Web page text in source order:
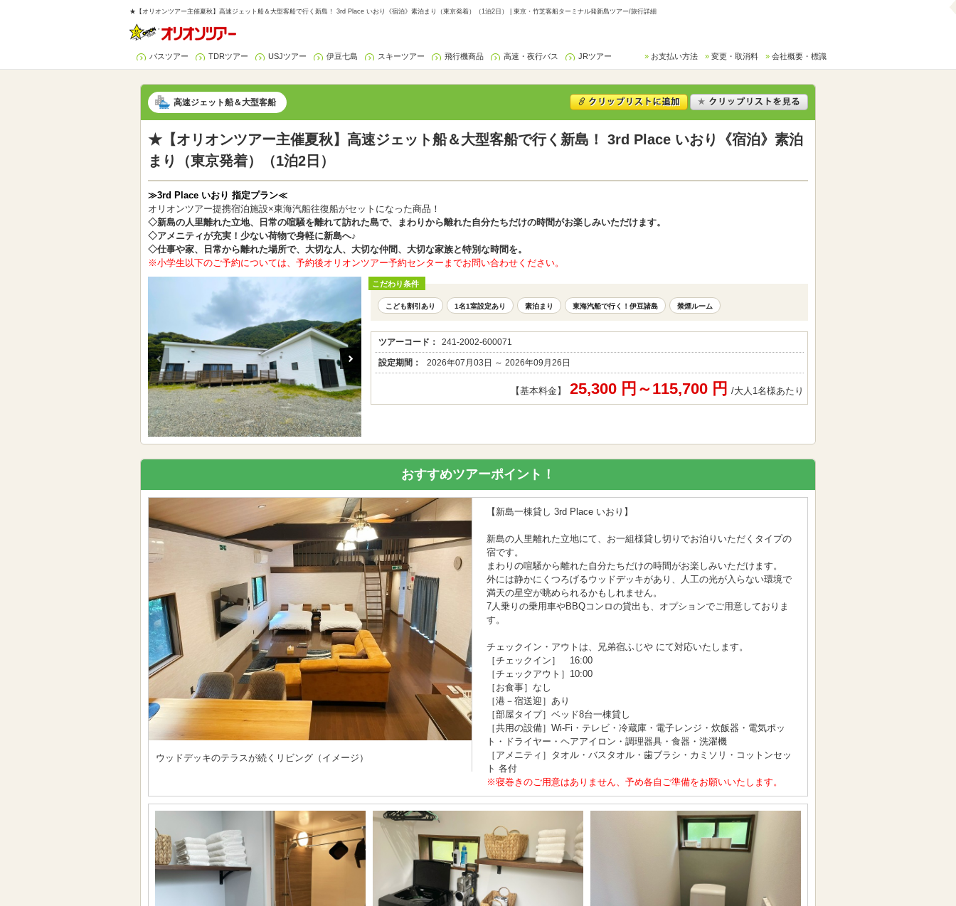
★【オリオンツアー主催夏秋】高速ジェット船＆大型客船で行く新島！ 3rd Place いおり《宿泊》素泊まり（東京発着）（1泊2日） | 東京・竹芝客船ターミナル発新島ツアー/旅行詳細
バスツアー TDRツアー USJツアー 伊豆七島 スキーツアー 飛行機商品 高速・夜行バス JRツアー お支払い方法 変更・取消料 会社概要・標識
高速ジェット船＆大型客船
★【オリオンツアー主催夏秋】高速ジェット船＆大型客船で行く新島！ 3rd Place いおり《宿泊》素泊
まり（東京発着）（1泊2日）
≫3rd Place いおり 指定プラン≪
オリオンツアー提携宿泊施設×東海汽船往復船がセットになった商品！
◇新島の人里離れた立地、日常の喧騒を離れて訪れた島で、まわりから離れた自分たちだけの時間がお楽しみいただけます。
◇アメニティが充実！少ない荷物で身軽に新島へ♪
◇仕事や家、日常から離れた場所で、大切な人、大切な仲間、大切な家族と特別な時間を。
※小学生以下のご予約については、予約後オリオンツアー予約センターまでお問い合わせください。
こだわり条件
こども割引あり 1名1室設定あり 素泊まり 東海汽船で行く！伊豆諸島 禁煙ルーム
ツアーコード： 241-2002-600071
設定期間： 2026年07月03日 ～ 2026年09月26日
【基本料金】 25,300 円～115,700 円 /大人1名様あたり
おすすめツアーポイント！
ウッドデッキのテラスが続くリビング（イメージ）
【新島一棟貸し 3rd Place いおり】
新島の人里離れた立地にて、お一組様貸し切りでお泊りいただくタイプの
宿です。
まわりの喧騒から離れた自分たちだけの時間がお楽しみいただけます。
外には静かにくつろげるウッドデッキがあり、人工の光が入らない環境で
満天の星空が眺められるかもしれません。
7人乗りの乗用車やBBQコンロの貸出も、オプションでご用意しておりま
す。
チェックイン・アウトは、兄弟宿ふじや にて対応いたします。
［チェックイン］ 16:00
［チェックアウト］10:00
［お食事］なし
［港－宿送迎］あり
［部屋タイプ］ベッド8台一棟貸し
［共用の設備］Wi-Fi・テレビ・冷蔵庫・電子レンジ・炊飯器・電気ポッ
ト・ドライヤー・ヘアアイロン・調理器具・食器・洗濯機
［アメニティ］タオル・バスタオル・歯ブラシ・カミソリ・コットンセッ
ト 各付
※寝巻きのご用意はありません、予め各自ご準備をお願いいたします。